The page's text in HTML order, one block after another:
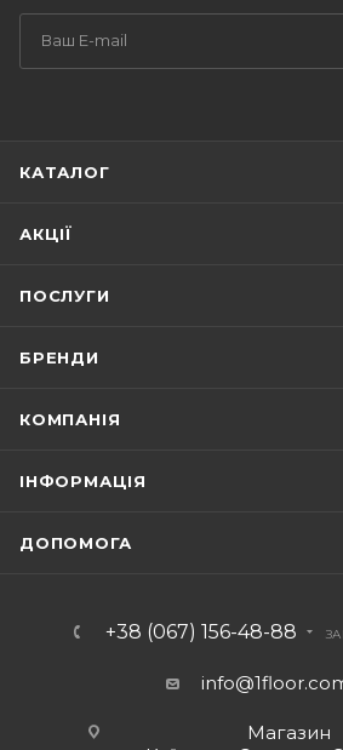
КАТАЛОГ
АКЦІЇ
ПОСЛУГИ
БРЕНДИ
КОМПАНІЯ
ІНФОРМАЦІЯ
ДОПОМОГА
+38 (067) 156-48-88
Магазин